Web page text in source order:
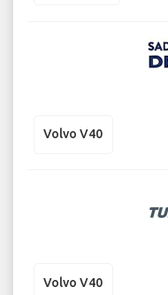
Volvo V40
Volvo V40